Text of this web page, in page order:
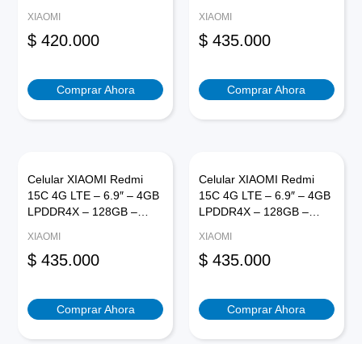
XIAOMI
$ 420.000
Comprar Ahora
Ocaso
XIAOMI
$ 435.000
Comprar Ahora
Celular XIAOMI Redmi
15C 4G LTE – 6.9″ – 4GB
LPDDR4X – 128GB –
XIAOMI
$ 435.000
Comprar Ahora
Celular XIAOMI Redmi
15C 4G LTE – 6.9″ – 4GB
LPDDR4X – 128GB –
XIAOMI
$ 435.000
Comprar Ahora